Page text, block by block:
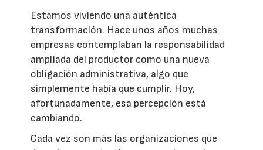
Estamos viviendo una auténtica
transformación. Hace unos años muchas
empresas contemplaban la responsabilidad
ampliada del productor como una nueva
obligación administrativa, algo que
simplemente había que cumplir. Hoy,
afortunadamente, esa percepción está
cambiando.
Cada vez son más las organizaciones que